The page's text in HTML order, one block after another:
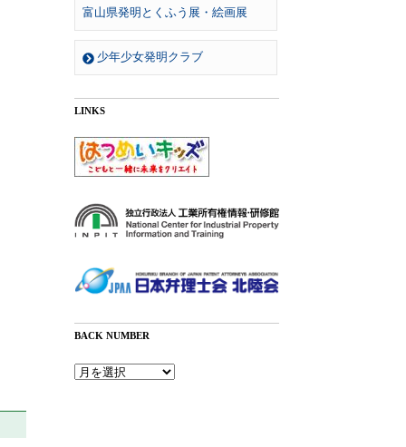
富山県発明とくふう展・絵画展
少年少女発明クラブ
LINKS
BACK NUMBER
Back